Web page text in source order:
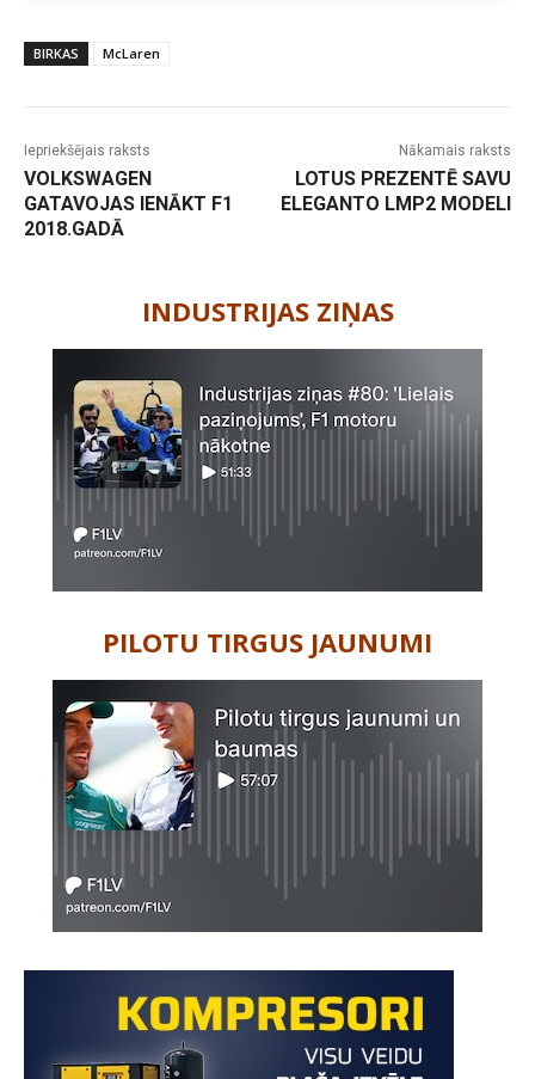
BIRKAS McLaren
Iepriekšējais raksts
VOLKSWAGEN
GATAVOJAS IENĀKT F1
2018.GADĀ
Nākamais raksts
LOTUS PREZENTĒ SAVU
ELEGANTO LMP2 MODELI
INDUSTRIJAS ZIŅAS
PILOTU TIRGUS JAUNUMI